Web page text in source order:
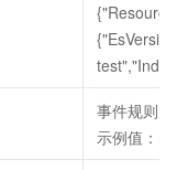
事件规则ID
示例值：